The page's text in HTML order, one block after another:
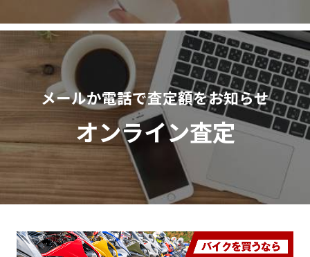
メールか電話で査定額をお知らせ
オンライン査定